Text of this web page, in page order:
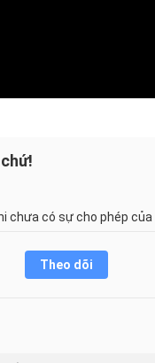
chưa có sự cho phép
Theo dõi